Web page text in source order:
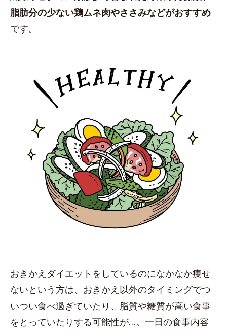
脂肪分の少ない鶏ムネ肉やささみなどがおすすめ
です。
おきかえダイエットをしているのになかなか痩せ
ないという方は、おきかえ以外のタイミングでつ
いつい食べ過ぎていたり、脂質や糖質が高い食事
をとっていたりする可能性が…。一日の食事内容